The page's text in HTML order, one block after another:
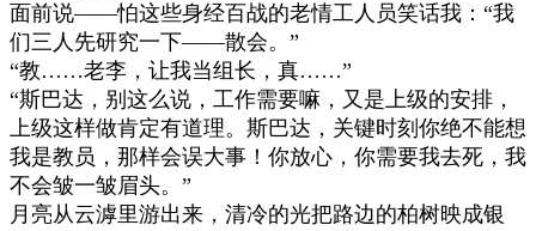
面前说——怕这些身经百战的老情工人员笑话我： “我
们三人先研究一下——散会。 ”
“教……老李，让我当组长，真……”
“斯巴达，别这么说，工作需要嘛，又是上级的安排，
上级这样做肯定有道理。斯巴达，关键时刻你绝不能想
我是教员，那样会误大事！你放心，你需要我去死，我
不会皱一皱眉头。 ”
月亮从云滹里游出来，清冷的光把路边的柏树映成银